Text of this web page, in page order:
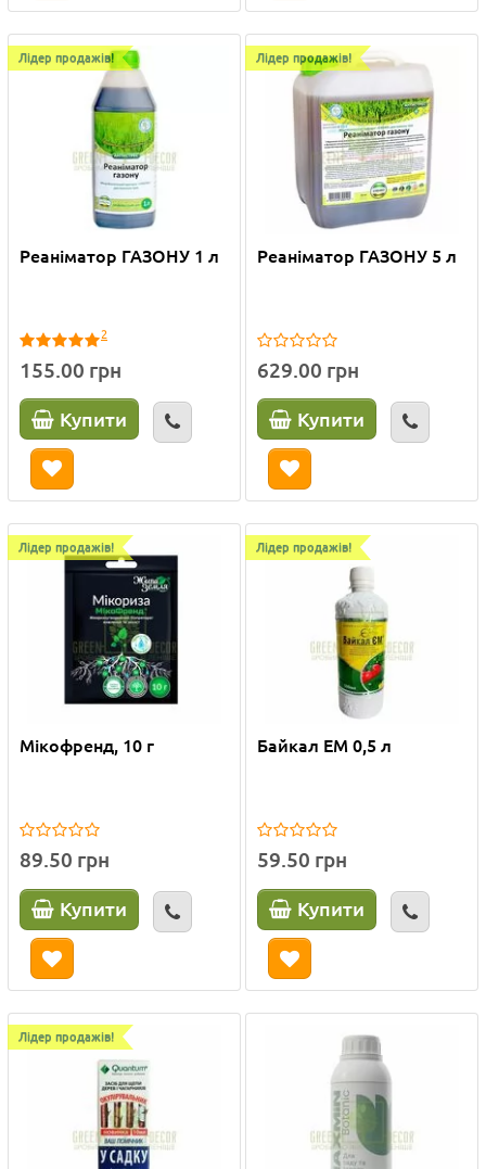
Лідер продажів!
Реаніматор ГАЗОНУ 1 л
2
155.00 грн
Купити
Лідер продажів!
Реаніматор ГАЗОНУ 5 л
629.00 грн
Купити
Лідер продажів!
Мікофренд, 10 г
89.50 грн
Купити
Лідер продажів!
Байкал ЕМ 0,5 л
59.50 грн
Купити
Лідер продажів!